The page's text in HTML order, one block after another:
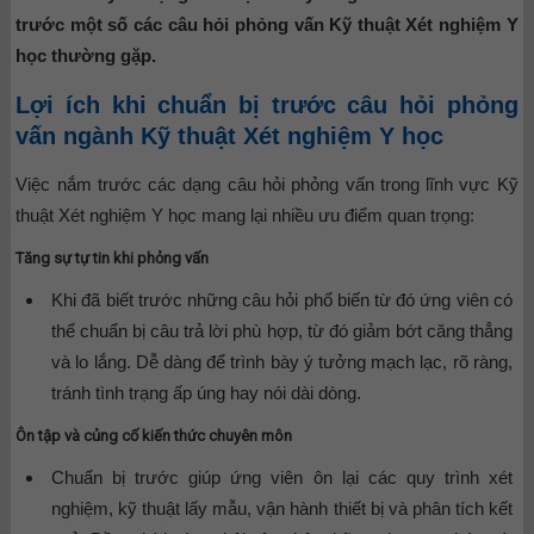
trước một số các câu hỏi phỏng vấn Kỹ thuật Xét nghiệm Y
học thường gặp.
Lợi ích khi chuẩn bị trước câu hỏi phỏng
vấn ngành Kỹ thuật Xét nghiệm Y học
Việc nắm trước các dạng câu hỏi phỏng vấn trong lĩnh vực Kỹ
thuật Xét nghiệm Y học mang lại nhiều ưu điểm quan trọng:
Tăng sự tự tin khi phỏng vấn
Khi đã biết trước những câu hỏi phổ biến từ đó ứng viên có
thể chuẩn bị câu trả lời phù hợp, từ đó giảm bớt căng thẳng
và lo lắng. Dễ dàng để trình bày ý tưởng mạch lạc, rõ ràng,
tránh tình trạng ấp úng hay nói dài dòng.
Ôn tập và củng cố kiến thức chuyên môn
Chuẩn bị trước giúp ứng viên ôn lại các quy trình xét
nghiệm, kỹ thuật lấy mẫu, vận hành thiết bị và phân tích kết